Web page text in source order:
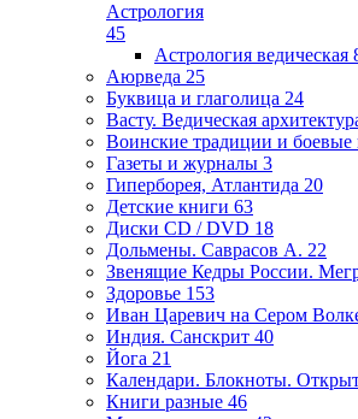
Астрология
45
Астрология ведическая
Аюрведа 25
Буквица и глаголица 24
Васту. Ведическая
Воинские традиции и боевые
Газеты и журналы 3
Гиперборея, Атлантида 20
Детские книги 63
Диски CD / DVD 18
Дольмены. Саврасов А. 22
Звенящие Кедры России.
Здоровье 153
Иван Царевич на Сером
Индия. Санскрит 40
Йога 21
Календари. Блокноты.
Книги разные 46